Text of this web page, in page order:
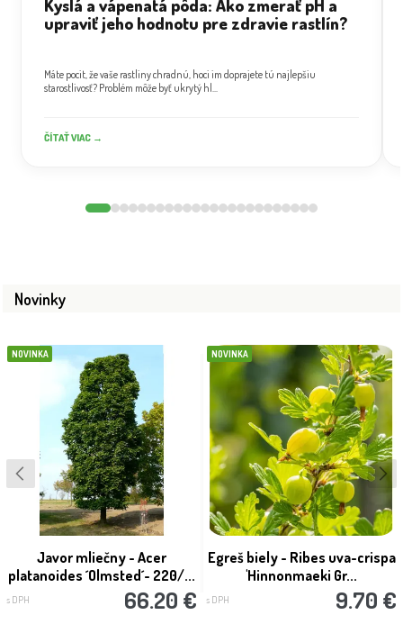
Kyslá a vápenatá pôda: Ako zmerať pH a
upraviť jeho hodnotu pre zdravie rastlín?
Máte pocit, že vaše rastliny chradnú, hoci im doprajete tú najlepšiu
starostlivosť? Problém môže byť ukrytý hl...
ČÍTAŤ VIAC →
Novinky
NOVINKA
Javor mliečny - Acer
platanoides ´Olmsted´- 220/...
s DPH 66.20 €
NOVINKA
Egreš biely - Ribes uva-crispa
'Hinnonmaeki Gr...
s DPH 9.70 €